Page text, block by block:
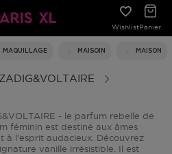
WishlistPanier
MAQUILLAGE MAISOIN MAISON
ZADIG&VOLTAIRE
- le parfum rebelle de
féminin est destiné aux âmes
l'esprit audacieux. Découvrez
vanille irrésistible. Il est